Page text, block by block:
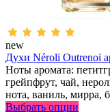
new
Духи Néroli Outrenoi
Ноты аромата:
грейпфрут, чай,
нота, ваниль, мирра,
Выбрать опции